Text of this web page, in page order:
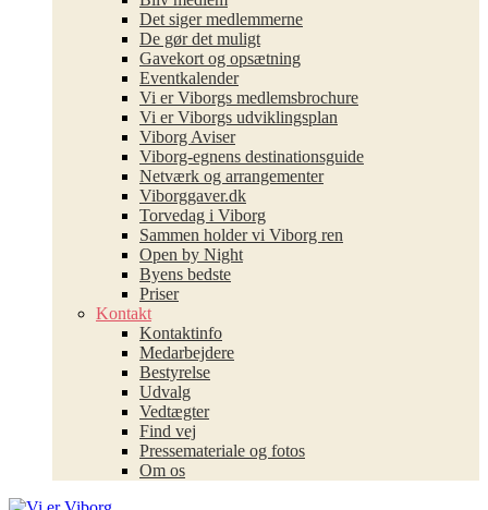
Det siger medlemmerne
De gør det muligt
Gavekort og opsætning
Eventkalender
Vi er Viborgs medlemsbrochure
Vi er Viborgs udviklingsplan
Viborg Aviser
Viborg-egnens destinationsguide
Netværk og arrangementer
Viborggaver.dk
Torvedag i Viborg
Sammen holder vi Viborg ren
Open by Night
Byens bedste
Priser
Kontakt
Kontaktinfo
Medarbejdere
Bestyrelse
Udvalg
Vedtægter
Find vej
Pressemateriale og fotos
Om os